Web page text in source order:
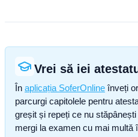
Vrei să iei
În aplicația SoferOnline înveți
parcurgi capitolele pentru
greșit și repeți ce nu
mergi la examen cu mai multă